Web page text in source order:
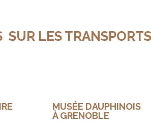
SUR LES TRANSPORTS
MUSÉE DAUPHINOIS
À GRENOBLE